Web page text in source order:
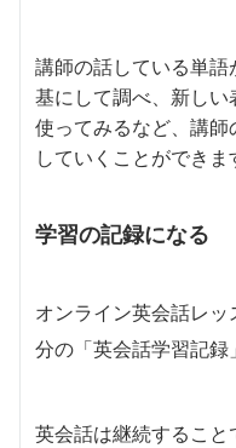
講師の話している単
基にして調べ、新し
使ってみるなど、講
していくことができま
学習の記録になる
オンライン英会話レ
分の「英会話学習記録
英会話は継続すること